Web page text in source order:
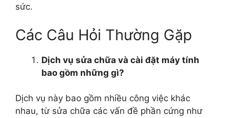
sức.
Các Câu Hỏi Thường Gặp
Dịch vụ sửa chữa và cài đặt máy tính
bao gồm những gì?
Dịch vụ này bao gồm nhiều công việc khác
nhau, từ sửa chữa các vấn đề phần cứng như